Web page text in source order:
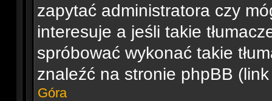
zapytać administratora czy
interesuje a jeśli takie
spróbować wykonać takie
znaleźć na stronie phpBB
Góra